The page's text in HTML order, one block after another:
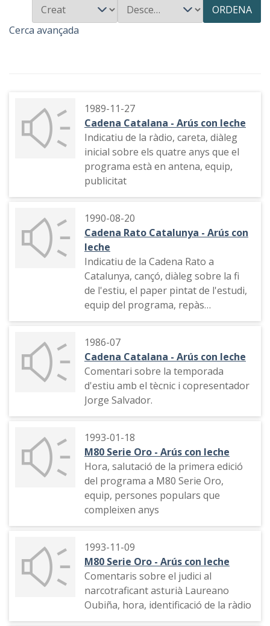
ORDENA
Cerca avançada
1989-11-27
Cadena Catalana - Arús con leche
Indicatiu de la ràdio, careta, diàleg
inicial sobre els quatre anys que el
programa està en antena, equip,
publicitat
1990-08-20
Cadena Rato Catalunya - Arús con
leche
Indicatiu de la Cadena Rato a
Catalunya, cançó, diàleg sobre la fi
de l'estiu, el paper pintat de l'estudi,
equip del programa, repàs
humorístic a l'actualitat amb una
Genealitat Jordi Pujol
1986-07
Cadena Catalana - Arús con leche
Comentari sobre la temporada
d'estiu amb el tècnic i copresentador
Jorge Salvador.
1993-01-18
M80 Serie Oro - Arús con leche
Hora, salutació de la primera edició
del programa a M80 Serie Oro,
equip, persones populars que
compleixen anys
1993-11-09
M80 Serie Oro - Arús con leche
Comentaris sobre el judici al
narcotraficant asturià Laureano
Oubiña, hora, identificació de la ràdio